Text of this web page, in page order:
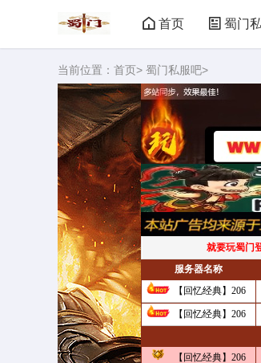
首页 蜀门
当前位置： 首页> 蜀门私服吧>